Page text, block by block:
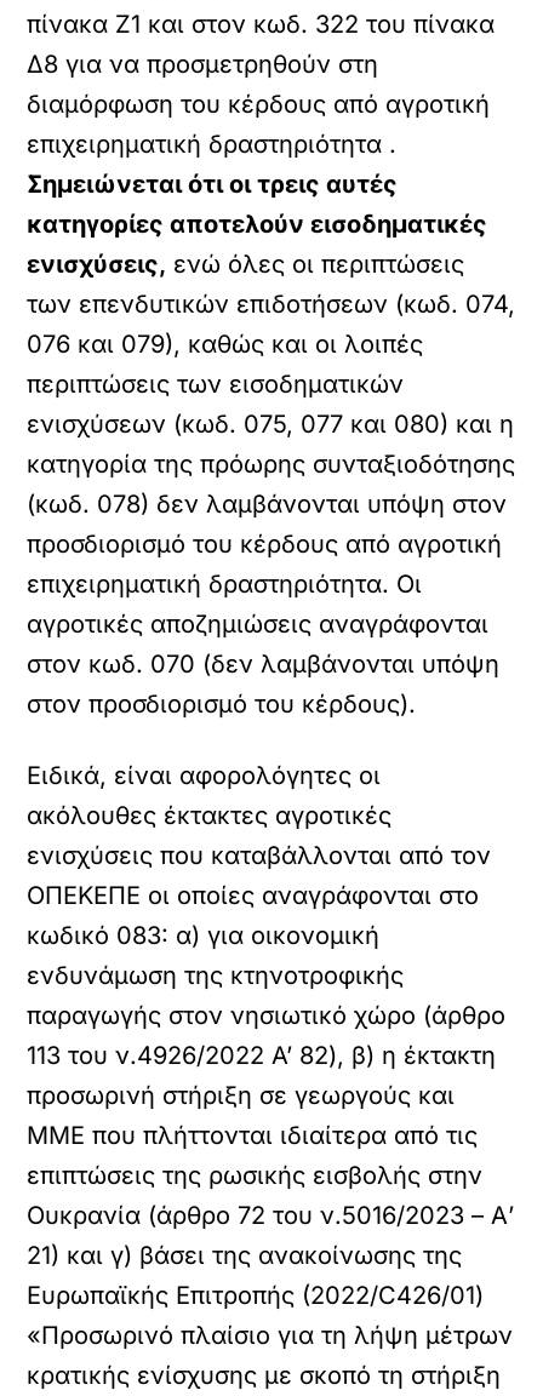
πίνακα Ζ1 και στον κωδ. 322 του πίνακα
Δ8 για να προσμετρηθούν στη
διαμόρφωση του κέρδους από αγροτική
επιχειρηματική δραστηριότητα .
Σημειώνεται ότι οι τρεις αυτές
κατηγορίες αποτελούν εισοδηματικές
ενισχύσεις, ενώ όλες οι περιπτώσεις
των επενδυτικών επιδοτήσεων (κωδ. 074,
076 και 079), καθώς και οι λοιπές
περιπτώσεις των εισοδηματικών
ενισχύσεων (κωδ. 075, 077 και 080) και η
κατηγορία της πρόωρης συνταξιοδότησης
(κωδ. 078) δεν λαμβάνονται υπόψη στον
προσδιορισμό του κέρδους από αγροτική
επιχειρηματική δραστηριότητα. Οι
αγροτικές αποζημιώσεις αναγράφονται
στον κωδ. 070 (δεν λαμβάνονται υπόψη
στον προσδιορισμό του κέρδους).
Ειδικά, είναι αφορολόγητες οι
ακόλουθες έκτακτες αγροτικές
ενισχύσεις που καταβάλλονται από τον
ΟΠΕΚΕΠΕ οι οποίες αναγράφονται στο
κωδικό 083: α) για οικονομική
ενδυνάμωση της κτηνοτροφικής
παραγωγής στον νησιωτικό χώρο (άρθρο
113 του ν.4926/2022 A’ 82), β) η έκτακτη
προσωρινή στήριξη σε γεωργούς και
ΜΜΕ που πλήττονται ιδιαίτερα από τις
επιπτώσεις της ρωσικής εισβολής στην
Ουκρανία (άρθρο 72 του ν.5016/2023 – Α’
21) και γ) βάσει της ανακοίνωσης της
Ευρωπαϊκής Επιτροπής (2022/C426/01)
«Προσωρινό πλαίσιο για τη λήψη μέτρων
κρατικής ενίσχυσης με σκοπό τη στήριξη